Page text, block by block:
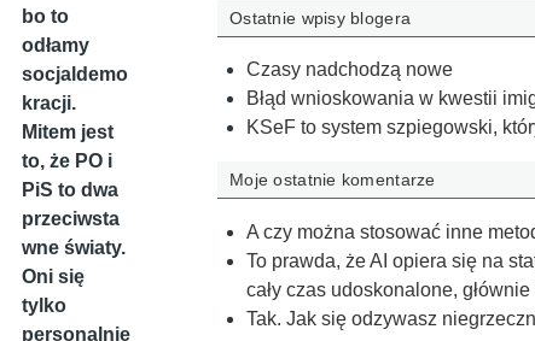
bo to
odłamy
socjaldemo
kracji.
Mitem jest
to, że PO i
PiS to dwa
przeciwsta
wne światy.
Oni się
tylko
personalnie
Ostatnie wpisy blogera
Czasy nadchodzą nowe
Błąd wnioskowania w kwestii
KSeF to system szpiegowski,
Moje ostatnie komentarze
A czy można stosować inne
To prawda, że AI opiera się na
cały czas udoskonalone,
Tak. Jak się odzywasz